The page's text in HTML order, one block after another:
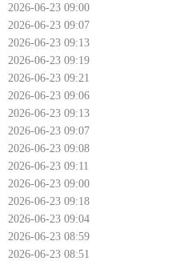
2026-06-23 09:00
2026-06-23 09:07
2026-06-23 09:13
2026-06-23 09:19
2026-06-23 09:21
2026-06-23 09:06
2026-06-23 09:13
2026-06-23 09:07
2026-06-23 09:08
2026-06-23 09:11
2026-06-23 09:00
2026-06-23 09:18
2026-06-23 09:04
2026-06-23 08:59
2026-06-23 08:51